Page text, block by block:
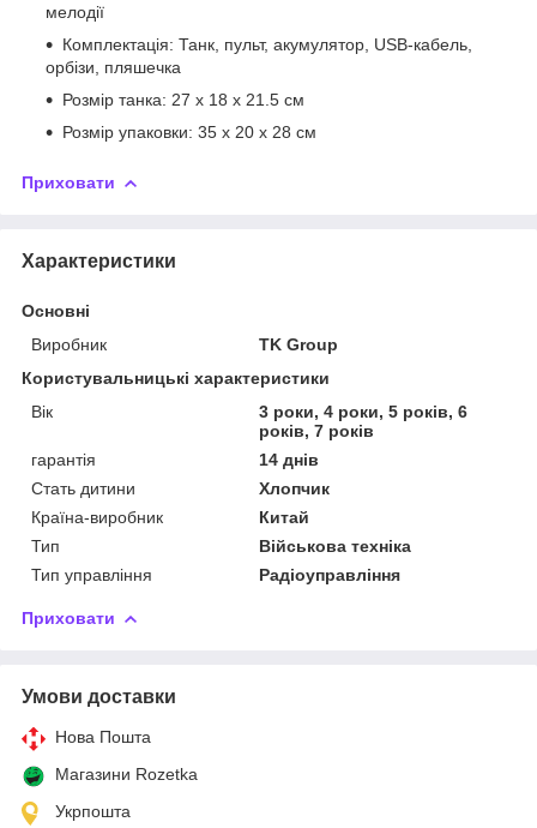
мелодії
Комплектація: Танк, пульт, акумулятор, USB-кабель,
орбізи, пляшечка
Розмір танка: 27 x 18 x 21.5 см
Розмір упаковки: 35 x 20 x 28 см
Приховати
Характеристики
Основні
Виробник
TK Group
Користувальницькі характеристики
Вік
3 роки, 4 роки, 5 років, 6
років, 7 років
гарантія
14 днів
Стать дитини
Хлопчик
Країна-виробник
Китай
Тип
Військова техніка
Тип управління
Радіоуправління
Приховати
Умови доставки
Нова Пошта
Магазини Rozetka
Укрпошта